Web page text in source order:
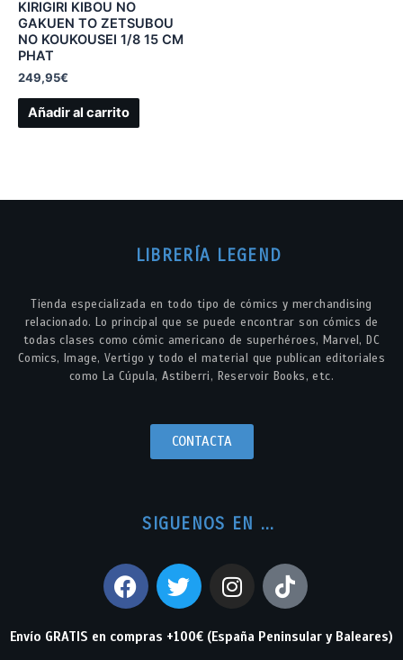
KIRIGIRI KIBOU NO
GAKUEN TO ZETSUBOU
NO KOUKOUSEI 1/8 15 CM
PHAT
249,95€
Añadir al carrito
LIBRERÍA LEGEND
Tienda especializada en todo tipo de cómics y merchandising
relacionado. Lo principal que se puede encontrar son cómics de
todas clases como cómic americano de superhéroes, Marvel, DC
Comics, Image, Vertigo y todo el material que publican editoriales
como La Cúpula, Astiberri, Reservoir Books, etc.
CONTACTA
SIGUENOS EN ...
Envío GRATIS en compras +100€ (España Peninsular y Baleares)